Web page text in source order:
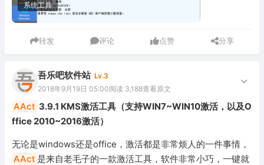
系统工具
转发 评论 点赞 分享
吾乐吧软件站 Lv.3
2018年9月19日 05:00阅读 3,188查看原文
AAct 3.9.1 KMS激活工具（支持WIN7~WIN10激活，以及O
ffice 2010~2016激活）
无论是windows还是office，激活都是非常烦人的一件事情，
AAct 是来自老毛子的一款激活工具，软件非常小巧，一键就